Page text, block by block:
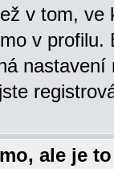
v tom,
v
ale je